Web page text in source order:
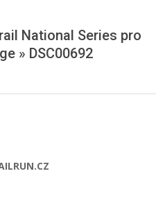
National Series pro
» DSC00692